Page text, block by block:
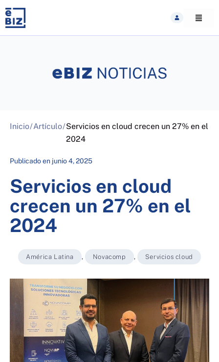
content
Inicio/Artículo/Servicios en cloud crecen un 27% en el
2024
Publicado en junio 4, 2025
Servicios en cloud
crecen un 27% en el
2024
América Latina , Novacomp , Servicios cloud